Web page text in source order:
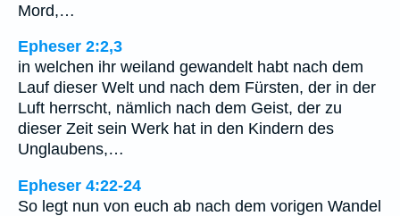
Mord,…
Epheser 2:2,3
in welchen ihr weiland gewandelt habt nach dem
Lauf dieser Welt und nach dem Fürsten, der in der
Luft herrscht, nämlich nach dem Geist, der zu
dieser Zeit sein Werk hat in den Kindern des
Unglaubens,…
Epheser 4:22-24
So legt nun von euch ab nach dem vorigen Wandel